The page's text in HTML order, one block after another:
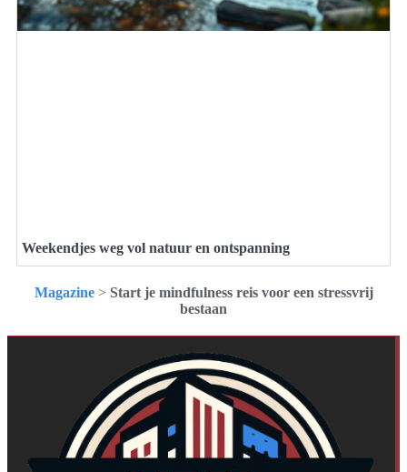
Weekendjes weg vol natuur en ontspanning
Magazine> Start je mindfulness reis voor een stressvrij
bestaan